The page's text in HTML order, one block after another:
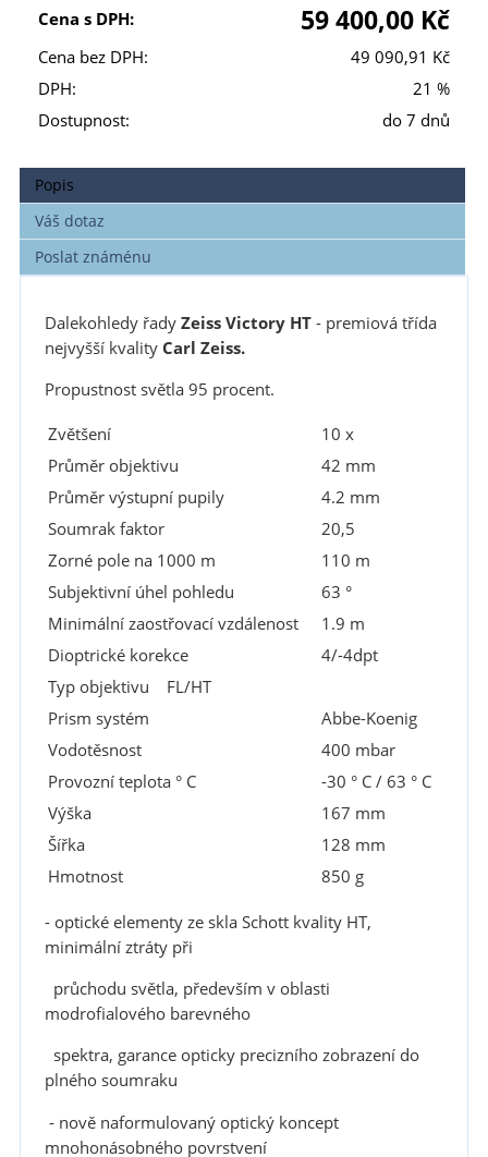
Cena s DPH:
59 400,00 Kč
Cena bez DPH:
49 090,91 Kč
DPH:
21 %
Dostupnost:
do 7 dnů
Popis
Váš dotaz
Poslat známénu
Dalekohledy řadyZeiss Victory HT- premiová třída
nejvyšší kvality Carl Zeiss.
Propustnost světla 95 procent.
Zvětšení
10 x
Průměr objektivu
42 mm
Průměr výstupní pupily
4.2 mm
Soumrak faktor
20,5
Zorné pole na 1000 m
110 m
Subjektivní úhel pohledu
63 °
Minimální zaostřovací vzdálenost
1.9 m
Dioptrické korekce
4/-4dpt
Typ objektivu FL/HT
Prism systém
Abbe-Koenig
Vodotěsnost
400 mbar
Provozní teplota ° C
-30 ° C / 63 ° C
Výška
167 mm
Šířka
128 mm
Hmotnost
850 g
- optické elementy ze skla Schott kvality HT,
minimální ztráty při
průchodu světla, především v oblasti
modrofialového barevného
spektra, garance opticky precizního zobrazení do
plného soumraku
- nově naformulovaný optický koncept
mnohonásobného povrstvení